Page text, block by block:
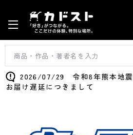
2026/07/29 令和8年熊本地震
お届け遅延につきまして